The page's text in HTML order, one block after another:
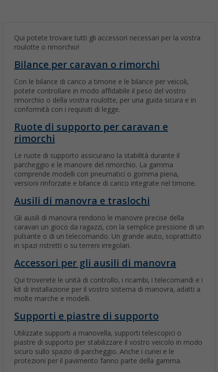
Qui potete trovare tutti gli accessori necessari per la vostra
roulotte o rimorchio!
Bilance per caravan o rimorchi
Con le bilance di carico a timone e le bilance per veicoli,
potete controllare in modo affidabile il peso del vostro
rimorchio o della vostra roulotte, per una guida sicura e in
conformità con i requisiti di legge.
Ruote di supporto per caravan e
rimorchi
Le ruote di supporto assicurano la stabilità durante il
parcheggio e le manovre del rimorchio. La gamma
comprende modelli con pneumatici o gomma piena,
versioni rinforzate e bilance di carico integrate nel timone.
Ausili di manovra e traslochi
Gli ausili di manovra rendono le manovre precise della
caravan un gioco da ragazzi, con la semplice pressione di un
pulsante o di un telecomando. Un grande aiuto, soprattutto
in spazi ristretti o su terreni irregolari.
Accessori per gli ausili di manovra
Qui troverete le unità di controllo, i ricambi, i telecomandi e i
kit di installazione per il vostro sistema di manovra, adatti a
molte marche e modelli.
Supporti e piastre di supporto
Utilizzate supporti a manovella, supporti telescopici o
piastre di supporto per stabilizzare il vostro veicolo in modo
sicuro sullo spazio di parcheggio. Anche i cunei e le
protezioni per il pavimento fanno parte della gamma.